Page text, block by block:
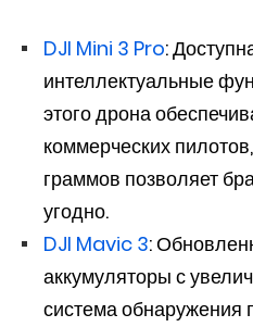
DJI Mini 3 Pro:
интеллектуальные
этого дрона
коммерческих
граммов позволяет
угодно.
DJI Mavic 3:
аккумуляторы с
система обнаружения